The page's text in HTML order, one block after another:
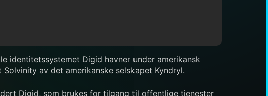
identitetssystemet Digid havner under amerikansk
av det amerikanske selskapet Kyndryl.
Digid, som brukes for tilgang til offentlige tjenester